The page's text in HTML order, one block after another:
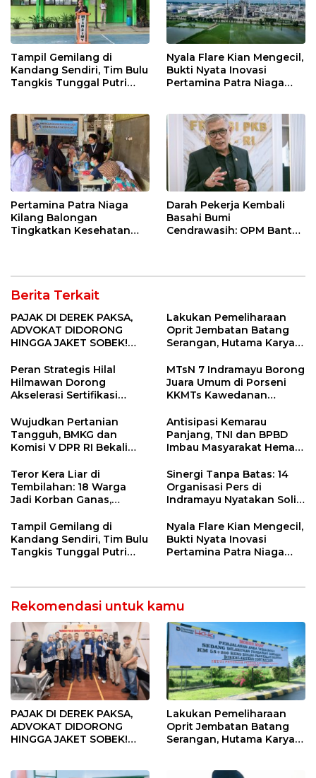
Tampil Gemilang di
Kandang Sendiri, Tim Bulu
Tangkis Tunggal Putri
Jatibarang 2026
Nyala Flare Kian Mengecil,
Bukti Nyata Inovasi
Pertamina Patra Niaga
Pertamina Patra Niaga
Kilang Balongan
Tingkatkan Kesehatan
Darah Pekerja Kembali
Basahi Bumi
Cendrawasih: OPM Bantai
Berita Terkait
PAJAK DI DEREK PAKSA,
ADVOKAT DIDORONG
HINGGA JAKET SOBEK!
Ngamuk Kepung Polresta
Pekanbaru!
Lakukan Pemeliharaan
Oprit Jembatan Batang
Serangan, Hutama Karya
55 Tol Binjai–Langsa
Peran Strategis Hilal
Hilmawan Dorong
Akselerasi Sertifikasi
Entaskan Kemiskinan di
Indramayu
MTsN 7 Indramayu Borong
Juara Umum di Porseni
KKMTs Kawedanan
Wujudkan Pertanian
Tangguh, BMKG dan
Komisi V DPR RI Bekali
Sekolah Lapang Iklim
Antisipasi Kemarau
Panjang, TNI dan BPBD
Imbau Masyarakat Hemat
Kebakaran
Teror Kera Liar di
Tembilahan: 18 Warga
Jadi Korban Ganas,
12 Jahitan!
Sinergi Tanpa Batas: 14
Organisasi Pers di
Indramayu Nyatakan Solid
Tampil Gemilang di
Kandang Sendiri, Tim Bulu
Tangkis Tunggal Putri
Jatibarang 2026
Nyala Flare Kian Mengecil,
Bukti Nyata Inovasi
Pertamina Patra Niaga
Rekomendasi untuk kamu
PAJAK DI DEREK PAKSA,
ADVOKAT DIDORONG
HINGGA JAKET SOBEK!
Lakukan Pemeliharaan
Oprit Jembatan Batang
Serangan, Hutama Karya